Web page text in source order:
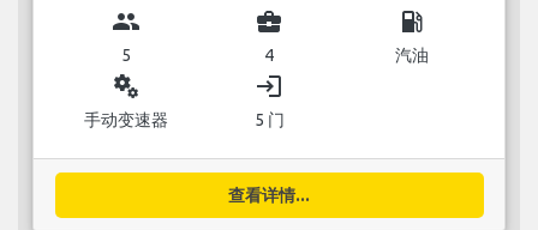
group
5
business_center
4
local_gas_station
汽油
miscellaneous_services
手动变速器
login
5 门
查看详情...